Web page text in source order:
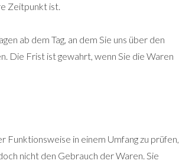
Zeitpunkt ist.
ab dem Tag, an dem Sie uns über den
Die Frist ist gewahrt, wenn Sie die Waren
Funktionsweise in einem Umfang zu prüfen,
nicht den Gebrauch der Waren. Sie